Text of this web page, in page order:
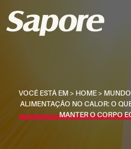
VOCÊ ESTÁ EM > HOME >
ALIMENTAÇÃO NO CALOR: O
MANTER O CORPO